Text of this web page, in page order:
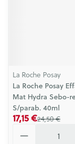
La Roche Posay
La Roche Posay
Mat Hydra Sebo-
S/parab. 40ml
24,50 €
17,15 €